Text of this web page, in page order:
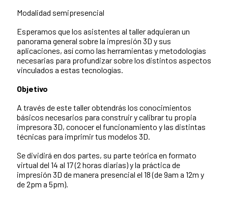
Modalidad semipresencial
Esperamos que los asistentes al taller adquieran un
panorama general sobre la impresión 3D y sus
aplicaciones, así como las herramientas y metodologías
necesarias para profundizar sobre los distintos aspectos
vinculados a estas tecnologías.
Objetivo
A través de este taller obtendrás los conocimientos
básicos necesarios para construir y calibrar tu propia
impresora 3D, conocer el funcionamiento y las distintas
técnicas para imprimir tus modelos 3D.
Se dividirá en dos partes, su parte teórica en formato
virtual del 14 al 17 (2 horas diarias) y la práctica de
impresión 3D de manera presencial el 18 (de 9am a 12m y
de 2pm a 5pm).